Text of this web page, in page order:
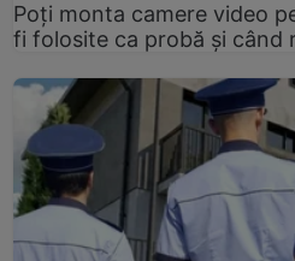
Poți monta camere video
fi folosite ca probă și când